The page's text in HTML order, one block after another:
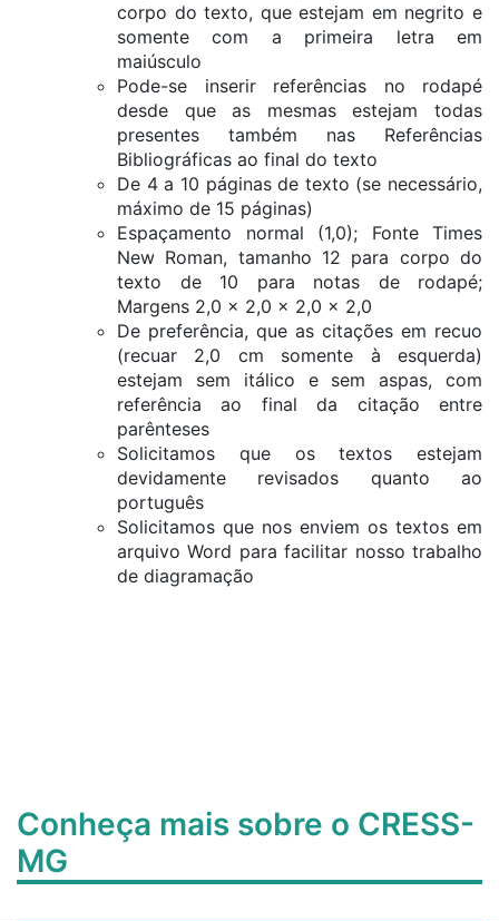
corpo do texto, que estejam em negrito e
somente com a primeira letra em
maiúsculo
Pode-se inserir referências no rodapé
desde que as mesmas estejam todas
presentes também nas Referências
Bibliográficas ao final do texto
De 4 a 10 páginas de texto (se necessário,
máximo de 15 páginas)
Espaçamento normal (1,0); Fonte Times
New Roman, tamanho 12 para corpo do
texto de 10 para notas de rodapé;
Margens 2,0 x 2,0 x 2,0 x 2,0
De preferência, que as citações em recuo
(recuar 2,0 cm somente à esquerda)
estejam sem itálico e sem aspas, com
referência ao final da citação entre
parênteses
Solicitamos que os textos estejam
devidamente revisados quanto ao
português
Solicitamos que nos enviem os textos em
arquivo Word para facilitar nosso trabalho
de diagramação
Conheça mais sobre o CRESS-
MG